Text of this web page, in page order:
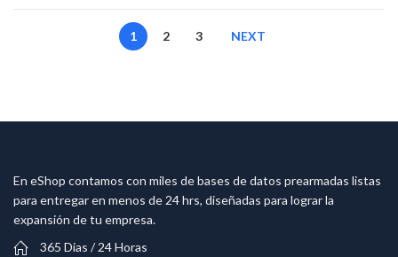
1 2 3 NEXT
En eShop contamos con miles de bases de datos prearmadas listas
para entregar en menos de 24 hrs, diseñadas para lograr la
expansión de tu empresa.
365 Dias / 24 Horas